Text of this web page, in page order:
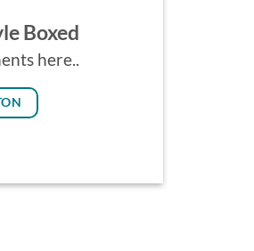
Boxed
here..